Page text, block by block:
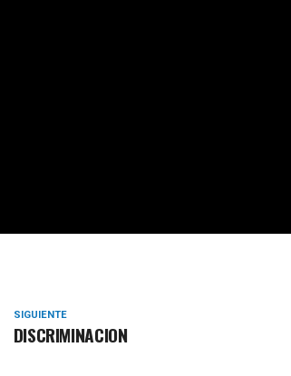
SIGUIENTE
DISCRIMINACION